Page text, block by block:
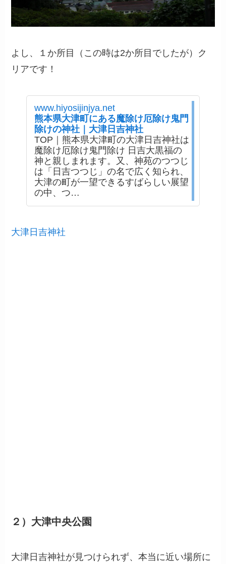
よし、１か所目（この時は2か所目でしたが）ク
リアです！
www.hiyosijinjya.net
熊本県大津町にある魔除け厄除け鬼門
除けの神社｜大津日吉神社
TOP｜熊本県大津町の大津日吉神社は
魔除け厄除け鬼門除け 日吉大黒福の
神と親しまれます。又、神苑のつつじ
は「日吉つつじ」の名で広く知られ、
大津の町が一望できるすばらしい展望
の中、つ…
大津日吉神社
２）大津中央公園
大津日吉神社が見つけられず、本当に近い場所に